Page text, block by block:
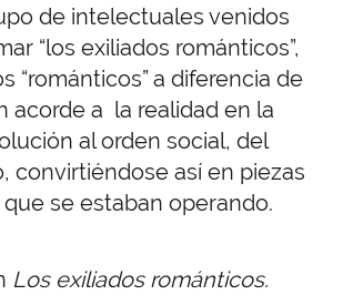
de intelectuales venidos
“los exiliados románticos”,
“románticos” a diferencia de
acorde a la realidad en la
al orden social, del
convirtiéndose así en piezas
se estaban operando.
Los exiliados románticos.